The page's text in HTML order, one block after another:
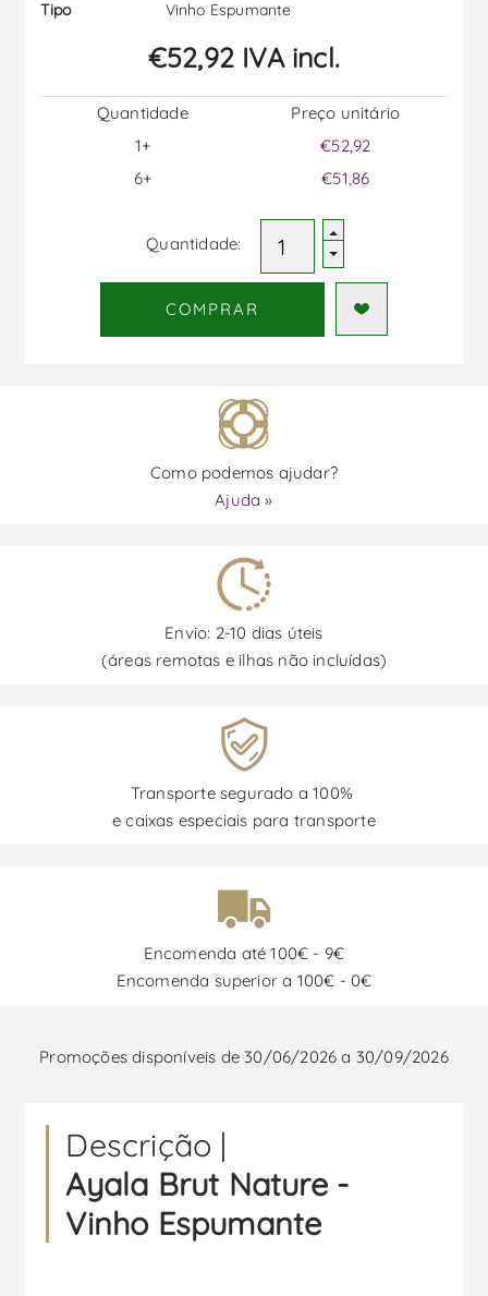
Tipo
Vinho Espumante
€52,92 IVA incl.
Quantidade
1+
6+
Preço unitário
€52,92
€51,86
Quantidade:
COMPRAR
Como podemos ajudar?
Ajuda »
Envio: 2-10 dias úteis
(áreas remotas e ilhas não incluídas)
Transporte segurado a 100%
e caixas especiais para transporte
Encomenda até 100€ - 9€
Encomenda superior a 100€ - 0€
Promoções disponíveis de 30/06/2026 a 30/09/2026
Descrição |
Ayala Brut Nature -
Vinho Espumante